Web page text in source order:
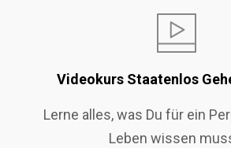
Videokurs Staatenlos
Lerne alles, was Du für ein
Leben wissen